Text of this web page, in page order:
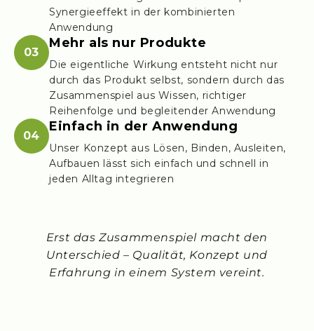
Synergieeffekt in der kombinierten
Anwendung
03
Mehr als nur Produkte
Die eigentliche Wirkung entsteht nicht nur
durch das Produkt selbst, sondern durch das
Zusammenspiel aus Wissen, richtiger
Reihenfolge und begleitender Anwendung
04
Einfach in der Anwendung
Unser Konzept aus Lösen, Binden, Ausleiten,
Aufbauen lässt sich einfach und schnell in
jeden Alltag integrieren
Erst das Zusammenspiel macht den
Unterschied – Qualität, Konzept und
Erfahrung in einem System vereint.